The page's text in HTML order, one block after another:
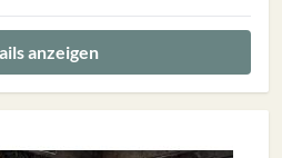
anzeigen